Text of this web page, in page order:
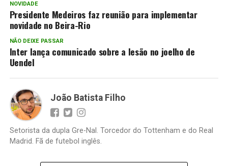
NOVIDADE
Presidente Medeiros faz reunião para implementar
novidade no Beira-Rio
NÃO DEIXE PASSAR
Inter lança comunicado sobre a lesão no joelho de
Uendel
João Batista Filho
Setorista da dupla Gre-Nal. Torcedor do Tottenham e do Real
Madrid. Fã de futebol inglês.